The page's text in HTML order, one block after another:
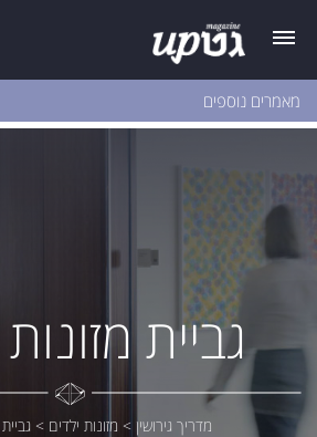
מאמרים נוספים
גביית
מדריך גירושין > מזונות ילדים >